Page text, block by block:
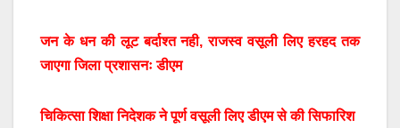
जन के धन की लूट बर्दाश्त नही, राजस्व वसूली लिए हरहद तक
जाएगा जिला प्रशासनः डीएम
चिकित्सा शिक्षा निदेशक ने पूर्ण वसूली लिए डीएम से की सिफारिश